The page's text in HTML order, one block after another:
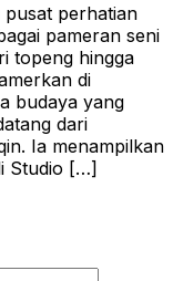
pusat perhatian
pameran seni
topeng hingga
di
budaya yang
dari
Ia menampilkan
Studio […]